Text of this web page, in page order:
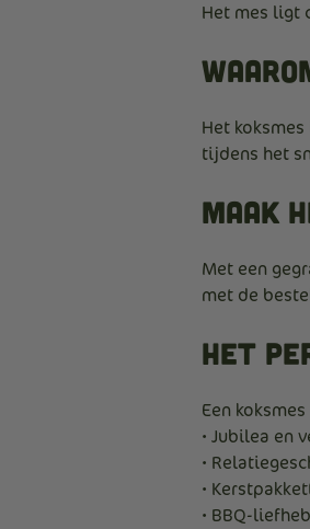
Het mes ligt
Het
tijdens het
Maak
Met een
met de
Het
Een
• Jubilea en
•
•
• BBQ-